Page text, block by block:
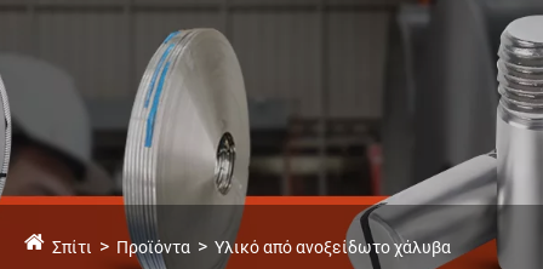
Σπίτι Προϊόντα
Υλικό από ανοξείδωτο χάλυβα